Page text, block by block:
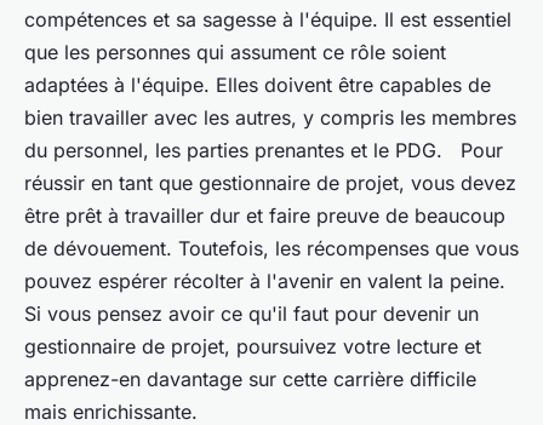
compétences et sa sagesse à l'équipe. Il est essentiel
que les personnes qui assument ce rôle soient
adaptées à l'équipe. Elles doivent être capables de
bien travailler avec les autres, y compris les membres
du personnel, les parties prenantes et le PDG. Pour
réussir en tant que gestionnaire de projet, vous devez
être prêt à travailler dur et faire preuve de beaucoup
de dévouement. Toutefois, les récompenses que vous
pouvez espérer récolter à l'avenir en valent la peine.
Si vous pensez avoir ce qu'il faut pour devenir un
gestionnaire de projet, poursuivez votre lecture et
apprenez-en davantage sur cette carrière difficile
mais enrichissante.